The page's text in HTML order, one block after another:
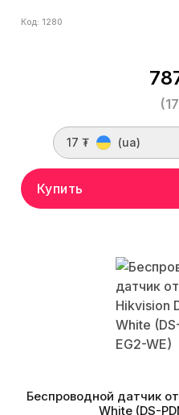
Код: 1280
17 ₮ (ua)
Купить
Беспроводной датчик
White (DS-